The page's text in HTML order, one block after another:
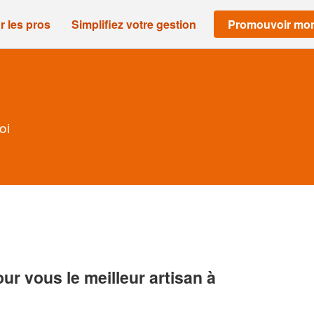
les pros Simplifiez votre gestion Promouvoir
vous le meilleur artisan à